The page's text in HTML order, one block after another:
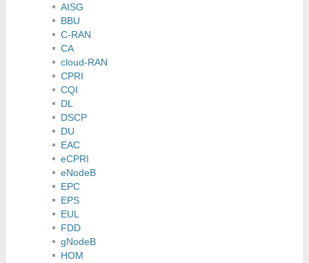
AISG
BBU
C-RAN
CA
cloud-RAN
CPRI
CQI
DL
DSCP
DU
EAC
eCPRI
eNodeB
EPC
EPS
EUL
FDD
gNodeB
HOM